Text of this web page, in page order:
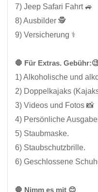
7) Jeep Safari Fahrt 🚙
8) Ausbilder 🕵️
9) Versicherung ⚕️
🛑 Für Extras.
1) Alkoholische und
2) Doppelkajaks
3) Videos und Fotos 📸
4) Persönliche
5) Staubmaske.
6) Staubschutzbrille.
6) Geschlossene
🛑 Nimm es mit 😊